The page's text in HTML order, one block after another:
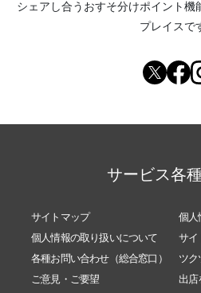
シェアし合う おすそ分けポイント機
プレイスで
サービス各
サイトマップ
個人
個人情報の取り扱いについて
サイ
各種お問い合わせ（総合窓口）
ツク
ご意見・ご要望
出店